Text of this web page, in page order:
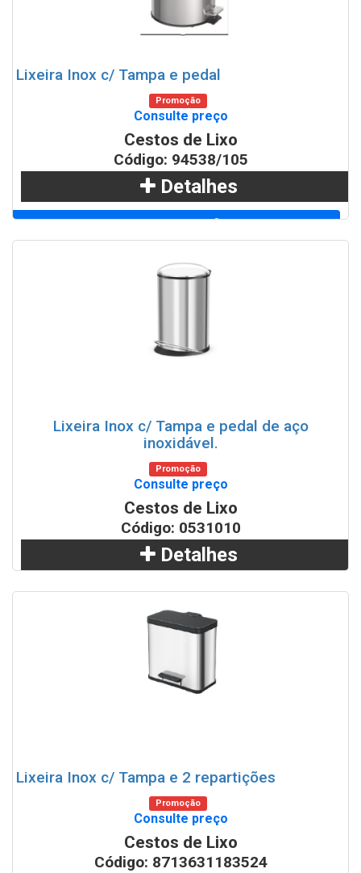
Lixeira Inox c/ Tampa e pedal
Promoção
Consulte preço
Cestos de Lixo
Código: 94538/105
Detalhes
WhatsApp
Lixeira Inox c/ Tampa e pedal de aço
inoxidável.
Promoção
Consulte preço
Cestos de Lixo
Código: 0531010
Detalhes
Adicionar
Lixeira Inox c/ Tampa e 2 repartições
Promoção
Consulte preço
Cestos de Lixo
Código: 8713631183524